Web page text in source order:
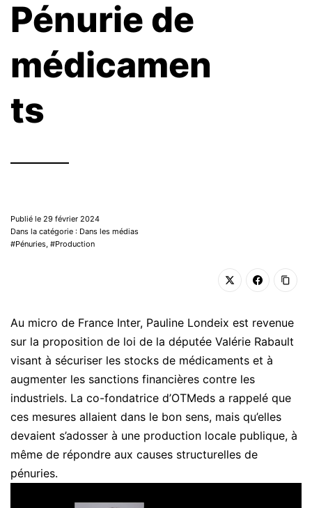
Pénurie de
médicamen
ts
Publié le 29 février 2024
Dans la catégorie : Dans les médias
Pénuries
Production
Au micro de France Inter, Pauline Londeix est revenue
sur la proposition de loi de la députée Valérie Rabault
visant à sécuriser les stocks de médicaments et à
augmenter les sanctions financières contre les
industriels. La co-fondatrice d’OTMeds a rappelé que
ces mesures allaient dans le bon sens, mais qu’elles
devaient s’adosser à une production locale publique, à
même de répondre aux causes structurelles de
pénuries.